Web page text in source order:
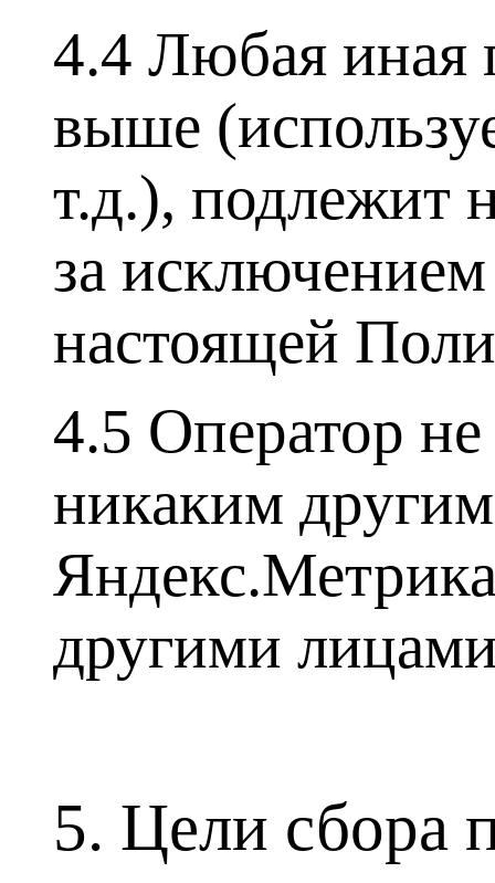
4.4 Любая иная
выше
т.д.), подлежит
за
настоящей
4.5 Оператор
никаким
другими
5. Цели сбора